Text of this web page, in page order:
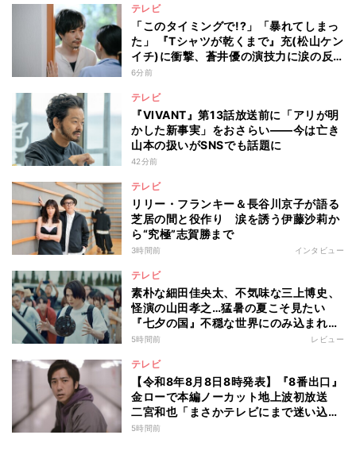
テレビ
「このタイミングで!?」「暴れてしまっ
た」 『Tシャツが乾くまで』充(松山ケン
イチ)に衝撃、蒼井優の演技力に涙の反
響も
6分前
テレビ
『VIVANT』第13話放送前に「アリが明
かした新事実」をおさらい――今は亡き
山本の扱いがSNSでも話題に
42分前
テレビ
リリー・フランキー＆長谷川京子が語る
芝居の間と役作り 涙を誘う伊藤沙莉か
ら“究極”志賀勝まで
3時間前 インタビュー
テレビ
素朴な細田佳央太、不気味な三上博史、
怪演の山田孝之…猛暑の夏こそ見たい
『七夕の国』不穏な世界にのみ込まれる
超常ミステリー
5時間前 レビュー
テレビ
【令和8年8月8日8時発表】『8番出口』
金ローで本編ノーカット地上波初放送
二宮和也「まさかテレビにまで迷い込ん
でしまうとは」
5時間前